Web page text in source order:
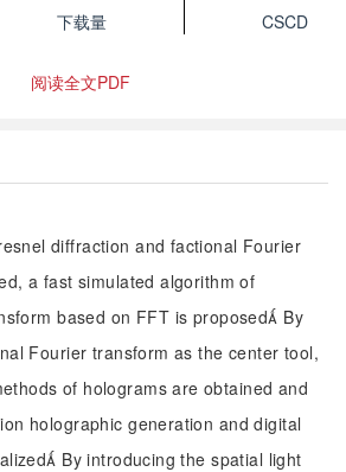
下载量
CSCD
阅读全文PDF
diffraction and factional Fourier
a fast simulated algorithm of
based on FFT is proposed By
Fourier transform as the center tool,
of holograms are obtained and
holographic generation and digital
By introducing the spatial light